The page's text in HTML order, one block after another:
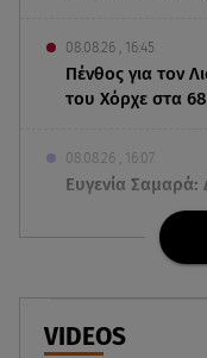
08.08.26 , 16:45
Πένθος για τον
του Χόρχε στα
08.08.26 , 16:07
Ευγενία Σαμαρά:
Μουτσινά - Πού
Back to black: η
VIDEOS